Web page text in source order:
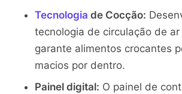
Tecnologia de Cocção:
tecnologia de circulação de
garante alimentos crocantes
macios por dentro.
Painel digital: O painel de